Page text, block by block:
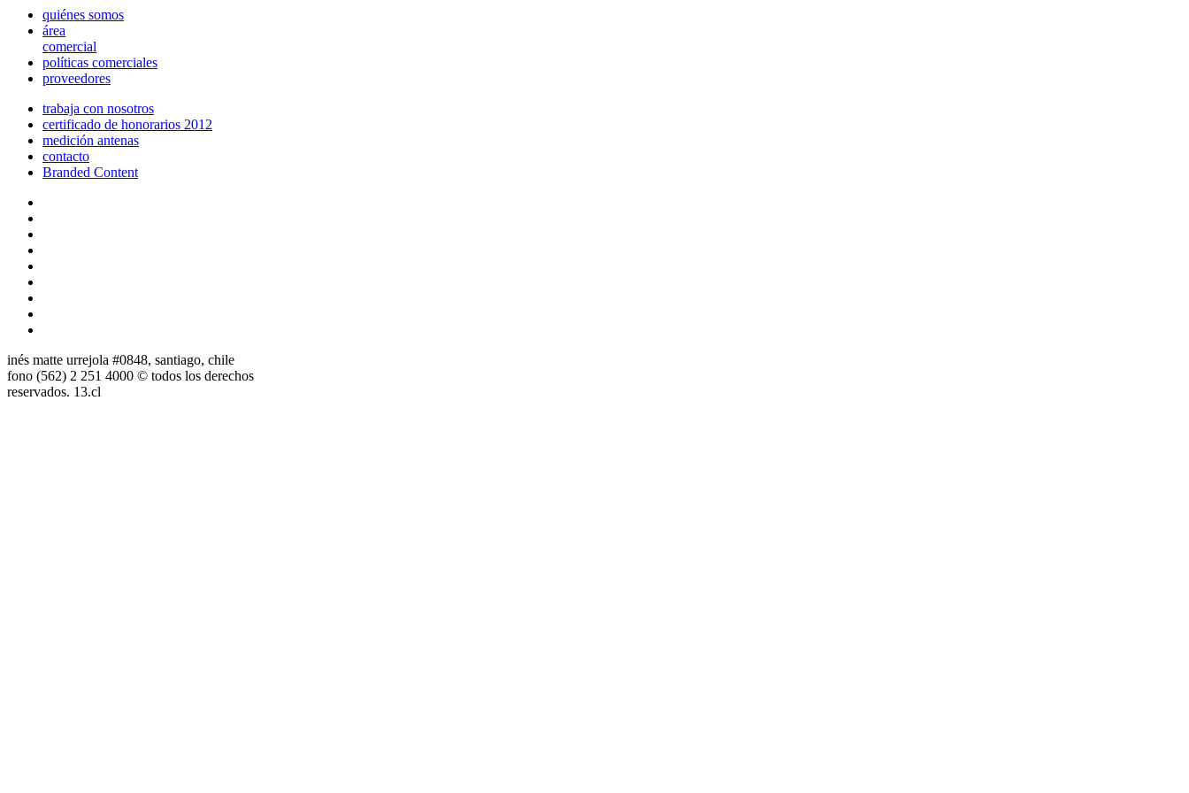
quiénes somos
área
comercial
políticas comerciales
proveedores
trabaja con nosotros
certificado de honorarios 2012
medición antenas
contacto
Branded Content
inés matte urrejola #0848, santiago, chile
fono (562) 2 251 4000 © todos los derechos
reservados. 13.cl